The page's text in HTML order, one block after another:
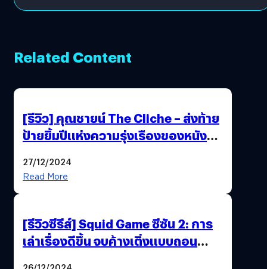
Related Content
[รีวิว] คุณชายน์ The Cliche – ส่งท้าย
ป้ายยิ้มปีแห่งความรุ่งเรืองของหนัง
27/12/2024
Read More
[รีวิวซีรีส์] Squid Game ซีซัน 2: การ
เล่าเรื่องดีขึ้น จบค้างเติ่งแบบถอน